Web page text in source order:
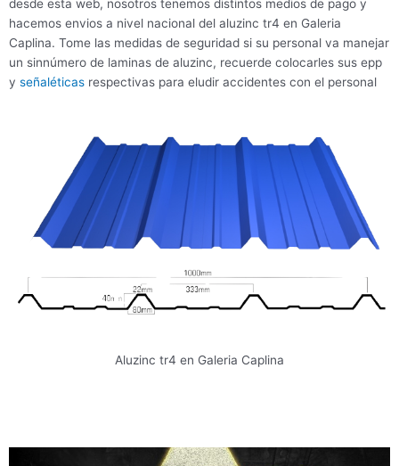
desde esta web, nosotros tenemos distintos medios de pago y
hacemos envios a nivel nacional del aluzinc tr4 en Galeria
Caplina. Tome las medidas de seguridad si su personal va manejar
un sinnúmero de laminas de aluzinc, recuerde colocarles sus epp
y señaléticas respectivas para eludir accidentes con el personal
Aluzinc tr4 en Galeria Caplina